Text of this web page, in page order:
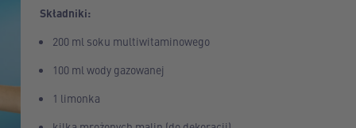
Składniki:
200 ml soku multiwitaminowego
100 ml wody gazowanej
1 limonka